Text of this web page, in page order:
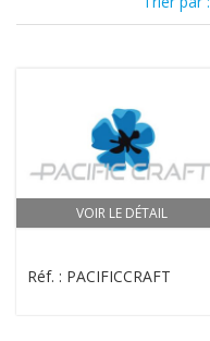
VOIR LE DÉTAIL
Réf. : PACIFICCRAFT